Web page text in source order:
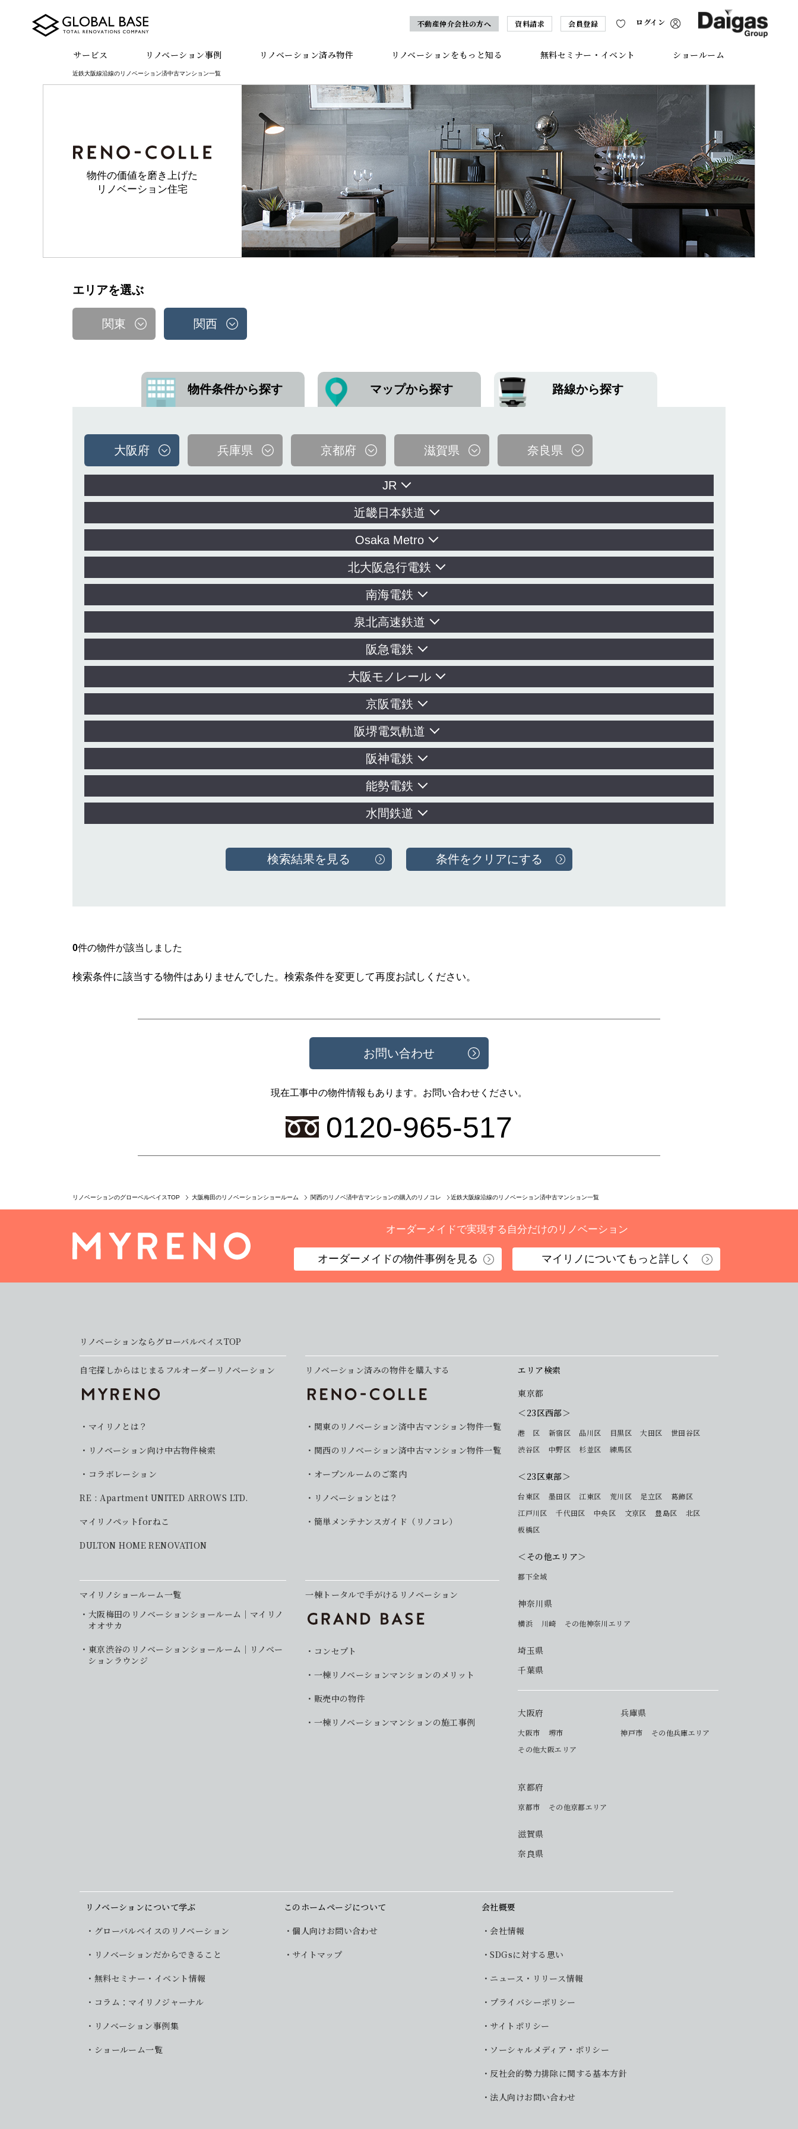
不動産仲介会社の方へ 資料請求 会員登録 ログイン
サービス リノベーション事例 リノベーション済み物件 リノベーションをもっと知る 無料セミナー・イベント ショールーム
近鉄大阪線沿線のリノベーション済中古マンション一覧
物件の価値を磨き上げた
リノベーション住宅
エリアを選ぶ
関東 関西
物件条件から探す マップから探す 路線から探す
大阪府 兵庫県 京都府 滋賀県 奈良県
JR
近畿日本鉄道
Osaka Metro
北大阪急行電鉄
南海電鉄
泉北高速鉄道
阪急電鉄
大阪モノレール
京阪電鉄
阪堺電気軌道
阪神電鉄
能勢電鉄
水間鉄道
0件の物件が該当しました
検索条件に該当する物件はありませんでした。 検索条件を変更して再度お試しください。
お問い合わせ
現在工事中の物件情報もあります。 お問い合わせください。
0120-965-517
リノベーションのグローベルベイスTOP 大阪梅田のリノベーションショールーム 関西のリノベ済中古マンションの購入のリノコレ 近鉄大阪線沿線のリノベーション済中古マンション一覧
オーダーメイドで実現する 自分だけのリノベーション
オーダーメイドの物件事例を見る マイリノについて もっと詳しく
リノベーションならグローバルベイスTOP
自宅探しからはじまるフルオーダーリノベーション
マイリノとは？
リノベーション向け中古物件検索
コラボレーション
RE : Apartment UNITED ARROWS LTD.
マイリノペットforねこ
DULTON HOME RENOVATION
マイリノショールーム一覧
大阪梅田のリノベーションショールーム｜マイリノ
オオサカ
東京渋谷のリノベーションショールーム｜リノベー
ションラウンジ
リノベーション済みの物件を購入する
関東のリノベーション済中古マンション物件一覧
関西のリノベーション済中古マンション物件一覧
オープンルームのご案内
リノベーションとは？
簡単メンテナンスガイド（リノコレ）
エリア検索
東京都
＜23区西部＞
港 区 新宿区 品川区 目黒区 大田区
世田谷区
渋谷区
中野区 杉並区 練馬区
＜23区東部＞
台東区 墨田区 江東区 荒川区 足立区
葛飾区
江戸川区
千代田区 中央区 文京区 豊島区
北区
板橋区
＜その他エリア＞
都下全域
神奈川県
横浜 川崎 その他神奈川エリア
埼玉県
千葉県
大阪府
大阪市
堺市
その他大阪エリア
兵庫県
神戸市 その他兵庫エリア
京都府
京都市 その他京都エリア
滋賀県
奈良県
一棟トータルで手がけるリノベーション
コンセプト
一棟リノベーションマンションのメリット
販売中の物件
一棟リノベーションマンションの施工事例
リノベーションについて学ぶ
グローバルベイスのリノベーション
リノベーションだからできること
無料セミナー・イベント情報
コラム：マイリノジャーナル
リノベーション事例集
ショールーム一覧
このホームページについて
個人向けお問い合わせ
サイトマップ
会社概要
会社情報
SDGsに対する思い
ニュース・リリース情報
プライバシーポリシー
サイトポリシー
ソーシャルメディア・ポリシー
反社会的勢力排除に関する基本方針
法人向けお問い合わせ